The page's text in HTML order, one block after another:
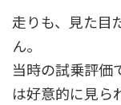
走りも、見た目
ん。
当時の試乗評価
は好意的に見ら